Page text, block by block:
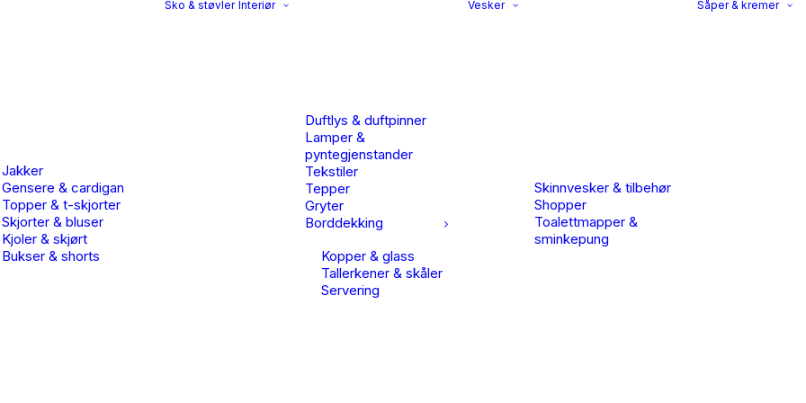
Jakker
Gensere & cardigan
Topper & t-skjorter
Skjorter & bluser
Kjoler & skjørt
Bukser & shorts
Sko & støvler Interiør
Duftlys & duftpinner
Lamper &
pyntegjenstander
Tekstiler
Tepper
Gryter
Borddekking
Kopper & glass
Tallerkener & skåler
Servering
Vesker
Skinnvesker & tilbehør
Shopper
Toalettmapper &
sminkepung
Såper & kremer